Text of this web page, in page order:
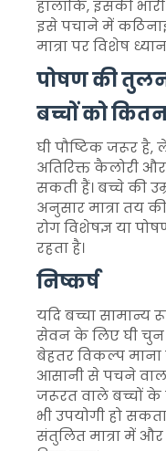
हालांकि, इसकी
इसे पचाने में
मात्रा पर विशेष
पोषण की
बच्चों को
घी पौष्टिक जरूर
अतिरिक्त कैलोरी
सकती हैं। बच्चे की
अनुसार मात्रा तय
रोग विशेषज्ञ या
रहता है।
निष्कर्ष
यदि बच्चा सामान्य
सेवन के लिए घी चुन
बेहतर विकल्प
आसानी से पचने वाला
जरूरत वाले बच्चों के
भी उपयोगी हो
संतुलित मात्रा में